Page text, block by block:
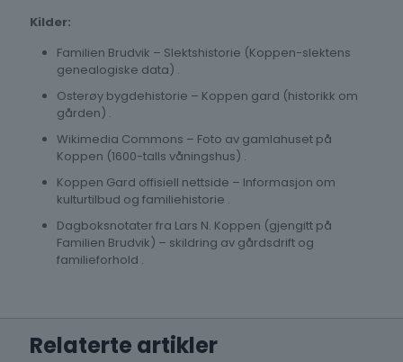
Kilder:
Familien Brudvik – Slektshistorie (Koppen-slektens
genealogiske data) .
Osterøy bygdehistorie – Koppen gard (historikk om
gården) .
Wikimedia Commons – Foto av gamlahuset på
Koppen (1600-talls våningshus) .
Koppen Gard offisiell nettside – Informasjon om
kulturtilbud og familiehistorie .
Dagboksnotater fra Lars N. Koppen (gjengitt på
Familien Brudvik) – skildring av gårdsdrift og
familieforhold .
Relaterte artikler